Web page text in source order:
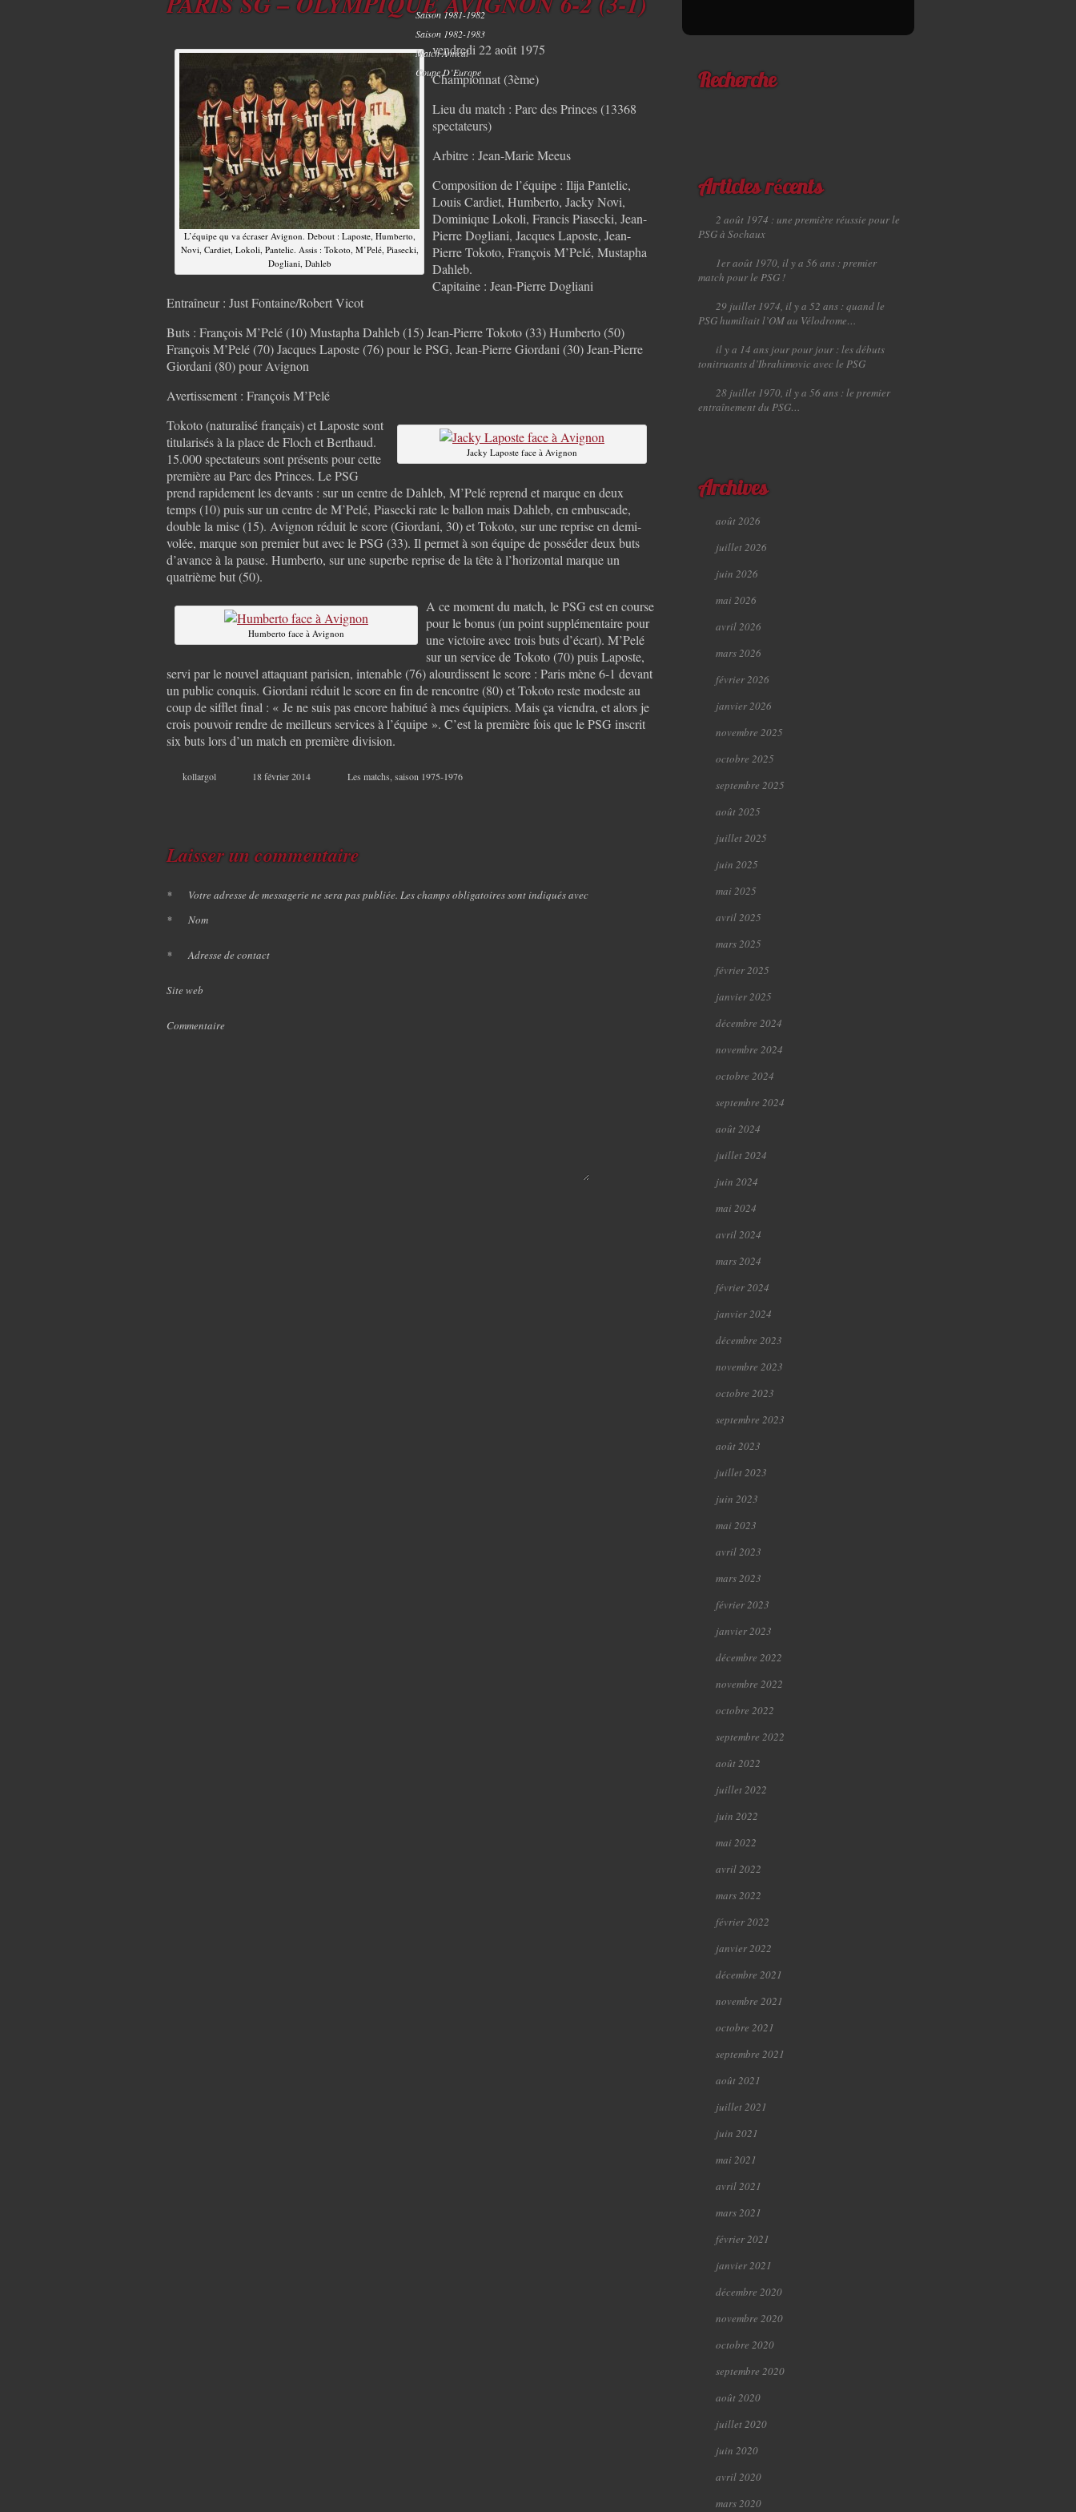
Saison 1981-1982
Saison 1982-1983
Match Amical
Coupe D’Europe
L’équipe qu va écraser Avignon. Debout : Laposte, Humberto,
Novi, Cardiet, Lokoli, Pantelic. Assis : Tokoto, M’Pelé, Piasecki,
Dogliani, Dahleb
vendredi 22 août 1975
Championnat (3ème)
Lieu du match : Parc des Princes (13368
spectateurs)
Arbitre : Jean-Marie Meeus
Composition de l’équipe : Ilija Pantelic,
Louis Cardiet, Humberto, Jacky Novi,
Dominique Lokoli, Francis Piasecki, Jean-
Pierre Dogliani, Jacques Laposte, Jean-
Pierre Tokoto, François M’Pelé, Mustapha
Dahleb.
Capitaine : Jean-Pierre Dogliani
Entraîneur : Just Fontaine/Robert Vicot
Buts : François M’Pelé (10) Mustapha Dahleb (15) Jean-Pierre Tokoto (33) Humberto (50)
François M’Pelé (70) Jacques Laposte (76) pour le PSG, Jean-Pierre Giordani (30) Jean-Pierre
Giordani (80) pour Avignon
Avertissement : François M’Pelé
Jacky Laposte face à Avignon
Tokoto (naturalisé français) et Laposte sont
titularisés à la place de Floch et Berthaud.
15.000 spectateurs sont présents pour cette
première au Parc des Princes. Le PSG
prend rapidement les devants : sur un centre de Dahleb, M’Pelé reprend et marque en deux
temps (10) puis sur un centre de M’Pelé, Piasecki rate le ballon mais Dahleb, en embuscade,
double la mise (15). Avignon réduit le score (Giordani, 30) et Tokoto, sur une reprise en demi-
volée, marque son premier but avec le PSG (33). Il permet à son équipe de posséder deux buts
d’avance à la pause. Humberto, sur une superbe reprise de la tête à l’horizontal marque un
quatrième but (50).
Humberto face à Avignon
A ce moment du match, le PSG est en course
pour le bonus (un point supplémentaire pour
une victoire avec trois buts d’écart). M’Pelé
sur un service de Tokoto (70) puis Laposte,
servi par le nouvel attaquant parisien, intenable (76) alourdissent le score : Paris mène 6-1 devant
un public conquis. Giordani réduit le score en fin de rencontre (80) et Tokoto reste modeste au
coup de sifflet final : « Je ne suis pas encore habitué à mes équipiers. Mais ça viendra, et alors je
crois pouvoir rendre de meilleurs services à l’équipe ». C’est la première fois que le PSG inscrit
six buts lors d’un match en première division.
kollargol 18 février 2014 Les matchs saison 1975-1976
Laisser un commentaire
Votre adresse de messagerie ne sera pas publiée. Les champs obligatoires sont indiqués avec
*
Nom
*
Adresse de contact
*
Site web
Commentaire
Recherche
Articles récents
2 août 1974 : une première réussie pour le
PSG à Sochaux
1er août 1970, il y a 56 ans : premier
match pour le PSG !
29 juillet 1974, il y a 52 ans : quand le
PSG humiliait l’OM au Vélodrome…
il y a 14 ans jour pour jour : les débuts
tonitruants d’Ibrahimovic avec le PSG
28 juillet 1970, il y a 56 ans : le premier
entraînement du PSG…
Archives
août 2026
juillet 2026
juin 2026
mai 2026
avril 2026
mars 2026
février 2026
janvier 2026
novembre 2025
octobre 2025
septembre 2025
août 2025
juillet 2025
juin 2025
mai 2025
avril 2025
mars 2025
février 2025
janvier 2025
décembre 2024
novembre 2024
octobre 2024
septembre 2024
août 2024
juillet 2024
juin 2024
mai 2024
avril 2024
mars 2024
février 2024
janvier 2024
décembre 2023
novembre 2023
octobre 2023
septembre 2023
août 2023
juillet 2023
juin 2023
mai 2023
avril 2023
mars 2023
février 2023
janvier 2023
décembre 2022
novembre 2022
octobre 2022
septembre 2022
août 2022
juillet 2022
juin 2022
mai 2022
avril 2022
mars 2022
février 2022
janvier 2022
décembre 2021
novembre 2021
octobre 2021
septembre 2021
août 2021
juillet 2021
juin 2021
mai 2021
avril 2021
mars 2021
février 2021
janvier 2021
décembre 2020
novembre 2020
octobre 2020
septembre 2020
août 2020
juillet 2020
juin 2020
avril 2020
mars 2020